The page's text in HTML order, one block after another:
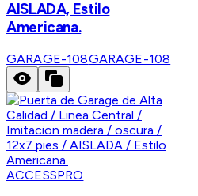
AISLADA, Estilo
Americana.
GARAGE-108GARAGE-108
ACCESSPRO